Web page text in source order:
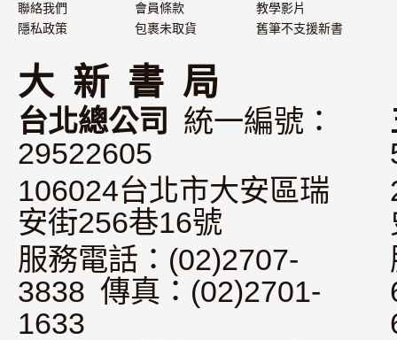
聯絡我們
隱私政策
會員條款
包裹未取貨
教學影片
舊筆不支援新書
大 新 書 局
台北總公司
統一編號：
29522605
106024台北市大安區瑞
安街256巷16號
服務電話：(02)2707-
3838 傳真：(02)2701-
1633